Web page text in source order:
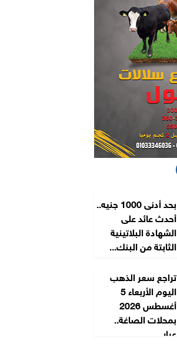
بحد أدنى 1000 جنيه..
أحدث عائد على
الشهادة البلاتينية
الثابتة من البنك...
تراجع سعر الذهب
اليوم الأربعاء 5
أغسطس 2026
بمحلات الصاغة..
عيار...